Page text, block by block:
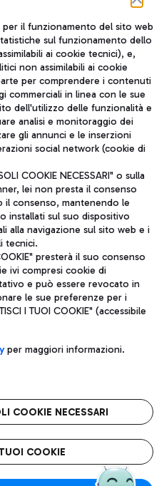
ITA
soggetta a direzione e
di Roma 13032990155 P.
vers.
1 - 00054 Fiumicino (RM)
Note legali
FCO
stellato
il funzionamento del sito web
sul funzionamento dello
ai cookie tecnici), e,
non assimilabili ai cookie
per comprendere i contenuti
commerciali in linea con le sue
dell'utilizzo delle funzionalità e
analisi e monitoraggio dei
gli annunci e le inserzioni
social network (cookie di
COOKIE NECESSARI" o sulla
lei non presta il consenso
consenso, mantenendo le
installati sul suo dispositivo
alla navigazione sul sito web e i
tecnici.
presterà il suo consenso
ivi compresi cookie di
e può essere revocato in
le sue preferenze per i
I TUOI COOKIE" (accessibile
per maggiori informazioni.
COOKIE NECESSARI
COOKIE